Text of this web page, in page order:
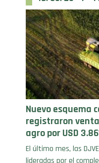
Nuevo esquema
registraron
agro por USD
El último mes, las
lideradas por el
locales sumaron 8,8